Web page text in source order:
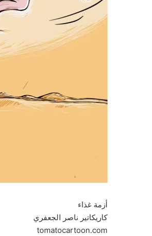
أزمة غذاء
كاريكاتير ناصر الجعفري
tomatocartoon.com